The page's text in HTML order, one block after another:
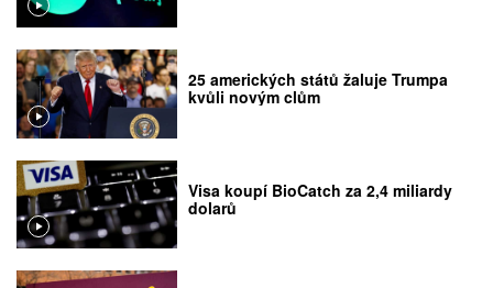
25 amerických států žaluje Trumpa
kvůli novým clům
Visa koupí BioCatch za 2,4 miliardy
dolarů